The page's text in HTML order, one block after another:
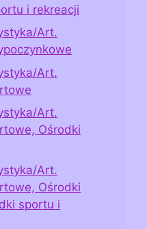
i rekreacji
Art.
Art.
Art.
Ośrodki
Art.
Ośrodki
sportu i